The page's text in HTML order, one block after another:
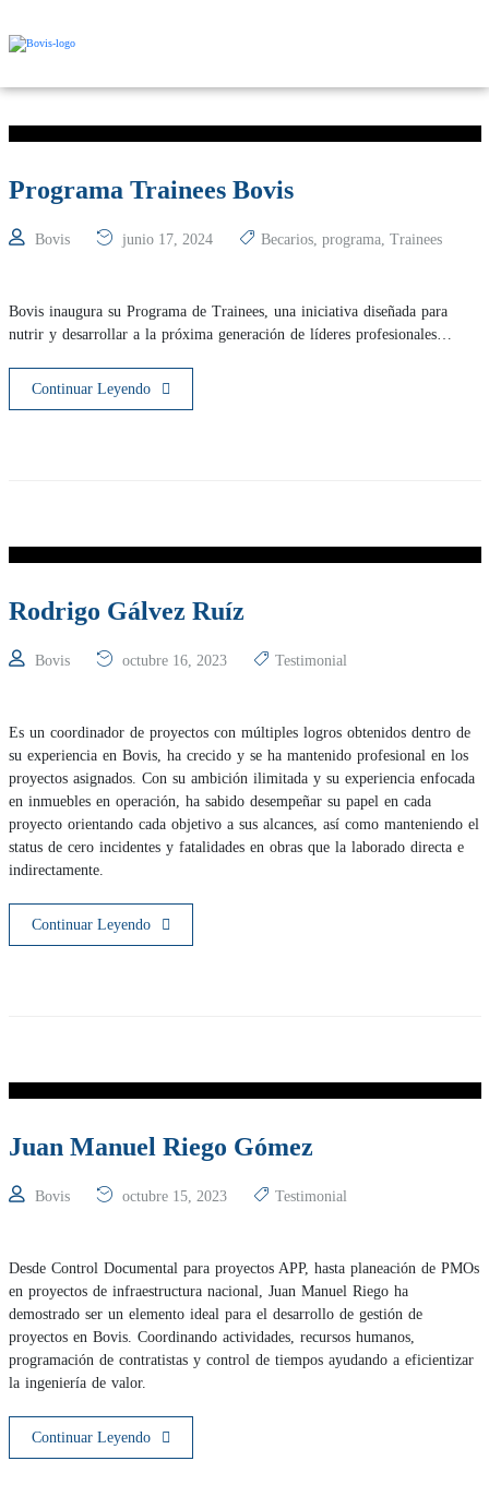
Programa Trainees Bovis
Bovis junio 17, 2024 Becarios, programa, Trainees
Bovis inaugura su Programa de Trainees, una iniciativa diseñada para
nutrir y desarrollar a la próxima generación de líderes profesionales…
Continuar Leyendo
Rodrigo Gálvez Ruíz
Bovis octubre 16, 2023 Testimonial
Es un coordinador de proyectos con múltiples logros obtenidos dentro de
su experiencia en Bovis, ha crecido y se ha mantenido profesional en los
proyectos asignados. Con su ambición ilimitada y su experiencia enfocada
en inmuebles en operación, ha sabido desempeñar su papel en cada
proyecto orientando cada objetivo a sus alcances, así como manteniendo el
status de cero incidentes y fatalidades en obras que la laborado directa e
indirectamente.
Continuar Leyendo
Juan Manuel Riego Gómez
Bovis octubre 15, 2023 Testimonial
Desde Control Documental para proyectos APP, hasta planeación de PMOs
en proyectos de infraestructura nacional, Juan Manuel Riego ha
demostrado ser un elemento ideal para el desarrollo de gestión de
proyectos en Bovis. Coordinando actividades, recursos humanos,
programación de contratistas y control de tiempos ayudando a eficientizar
la ingeniería de valor.
Continuar Leyendo